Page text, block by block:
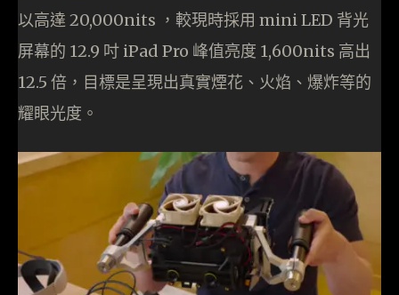
以高達 20,000nits ，較現時採用 mini LED 背光
屏幕的 12.9 吋 iPad Pro 峰值亮度 1,600nits 高出
12.5 倍，目標是呈現出真實煙花、火焰、爆炸等的
耀眼光度。